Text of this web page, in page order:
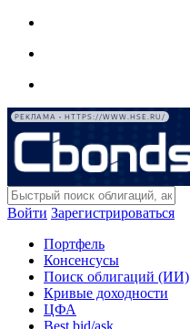
РЕКЛАМА • HTTPS://WWW.HSE.RU/
Войти Зарегистрироваться
Портфель
Консенсусы
Поиск облигаций (ИИ)
Кривые доходности
ЦФА